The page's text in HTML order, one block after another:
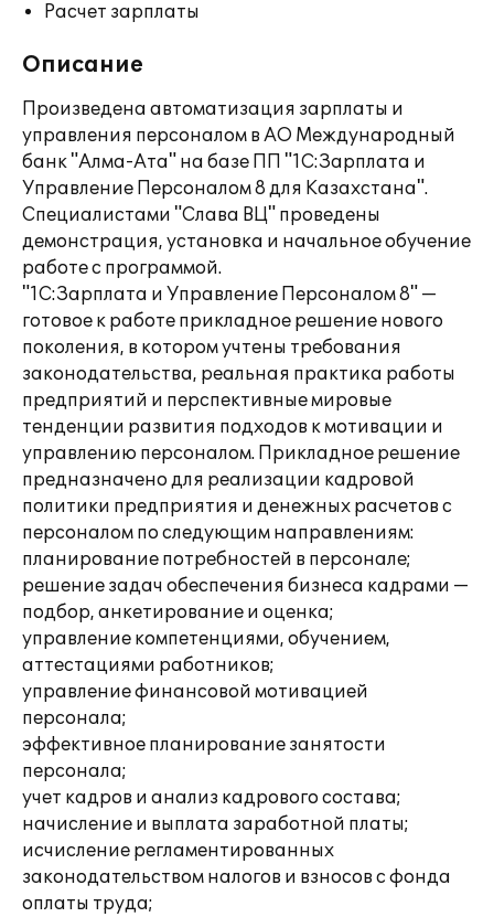
Расчет зарплаты
Описание
Произведена автоматизация зарплаты и
управления персоналом в АО Международный
банк "Алма-Ата" на базе ПП "1С:Зарплата и
Управление Персоналом 8 для Казахстана".
Специалистами "Слава ВЦ" проведены
демонстрация, установка и начальное обучение
работе с программой.
"1С:Зарплата и Управление Персоналом 8" —
готовое к работе прикладное решение нового
поколения, в котором учтены требования
законодательства, реальная практика работы
предприятий и перспективные мировые
тенденции развития подходов к мотивации и
управлению персоналом. Прикладное решение
предназначено для реализации кадровой
политики предприятия и денежных расчетов с
персоналом по следующим направлениям:
планирование потребностей в персонале;
решение задач обеспечения бизнеса кадрами —
подбор, анкетирование и оценка;
управление компетенциями, обучением,
аттестациями работников;
управление финансовой мотивацией
персонала;
эффективное планирование занятости
персонала;
учет кадров и анализ кадрового состава;
начисление и выплата заработной платы;
исчисление регламентированных
законодательством налогов и взносов с фонда
оплаты труда;